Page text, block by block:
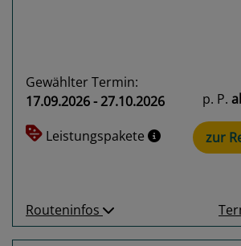
Gewählter Termin:
17.09.2026 - 27.10.2026
Leistungspakete
p. P.
zur
Routeninfos